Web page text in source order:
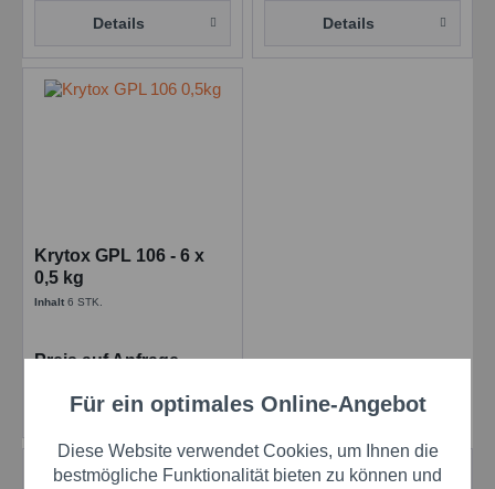
Details Details
Krytox GPL 106 - 6 x
0,5 kg
Inhalt6 STK.
Preis auf Anfrage
Details
Eigenschaften:
Funktionale Aktiv
Marketing Aktiv
Für ein optimales Online-Angebot
Diese Website verwendet Cookies, um Ihnen die
bestmögliche Funktionalität bieten zu können und